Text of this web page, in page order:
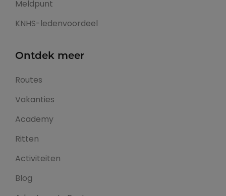
Meldpunt
KNHS-ledenvoordeel
Ontdek meer
Routes
Vakanties
Academy
Ritten
Activiteiten
Blog